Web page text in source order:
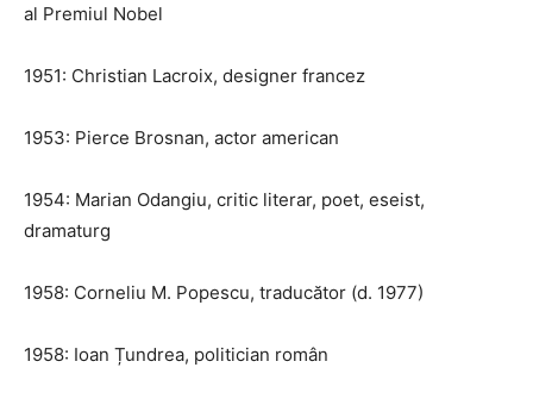
al Premiul Nobel
1951: Christian Lacroix, designer francez
1953: Pierce Brosnan, actor american
1954: Marian Odangiu, critic literar, poet, eseist,
dramaturg
1958: Corneliu M. Popescu, traducător (d. 1977)
1958: Ioan Țundrea, politician român